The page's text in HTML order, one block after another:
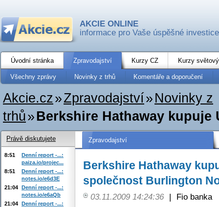
AKCIE ONLINE
informace pro Vaše úspěšné investice
Úvodní stránka Zpravodajství Kurzy CZ Kurzy
Všechny zprávy Novinky z trhů Komentáře a doporučení
Akcie.cz»Zpravodajství» Novinky z
trhů»Berkshire Hathaway
Zpravodajství
Berkshire Hathaway
společnost Burlington
03.11.2009 14:24:36 |
Fio banka
Právě diskutujete
8:51
Denní report -...:
paiza.io/projec...
8:51
Denní report -...:
notes.io/e6d3E
21:04 Denní report -...:
notes.io/e6aQb
21:04 Denní report -...: